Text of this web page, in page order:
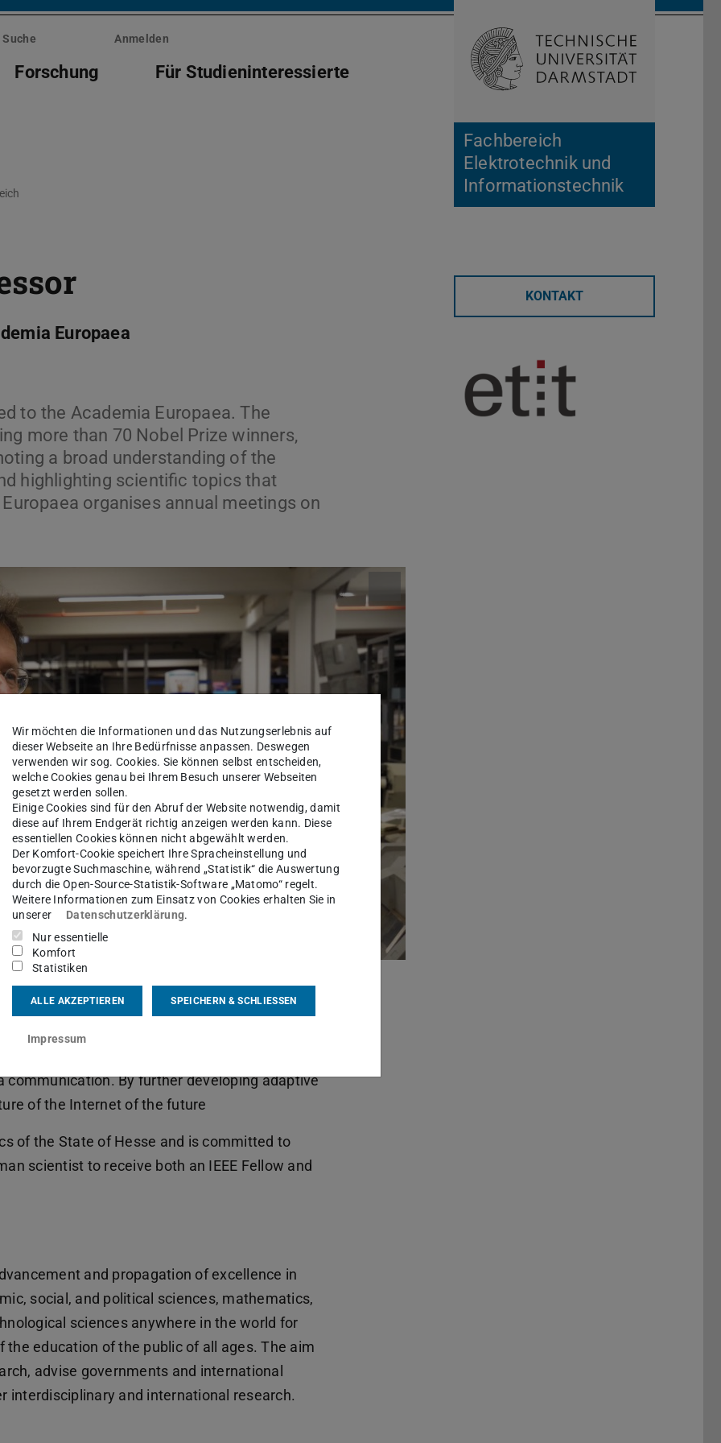
Fachbereich
Elektrotechnik und
Informationstechnik
Suche Anmelden
Forschung Für Studieninteressierte Suche öffnen
Europaea
to the Academia Europaea. The
more than 70 Nobel Prize winners,
a broad understanding of the
highlighting scientific topics that
organises annual meetings on
Communication Lab (KOM)
researchers he is working on the realization
By further developing adaptive
of the Internet of the future
of the State of Hesse and is committed to
scientist to receive both an IEEE Fellow and
and propagation of excellence in
social, and political sciences, mathematics,
sciences anywhere in the world for
education of the public of all ages. The aim
advise governments and international
interdisciplinary and international research.
KONTAKT
Wir möchten die Informationen und das Nutzungserlebnis auf
dieser Webseite an Ihre Bedürfnisse anpassen. Deswegen
verwenden wir sog. Cookies. Sie können selbst entscheiden,
welche Cookies genau bei Ihrem Besuch unserer Webseiten
gesetzt werden sollen.
Einige Cookies sind für den Abruf der Website notwendig, damit
diese auf Ihrem Endgerät richtig anzeigen werden kann. Diese
essentiellen Cookies können nicht abgewählt werden.
Der Komfort-Cookie speichert Ihre Spracheinstellung und
bevorzugte Suchmaschine, während „Statistik“ die Auswertung
durch die Open-Source-Statistik-Software „Matomo“ regelt.
Weitere Informationen zum Einsatz von Cookies erhalten Sie in
unserer
Datenschutzerklärung.
Nur essentielle
Komfort
Statistiken
ALLE AKZEPTIEREN SPEICHERN & SCHLIESSEN
Impressum